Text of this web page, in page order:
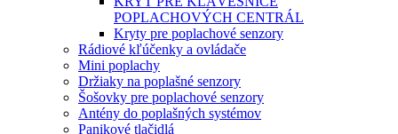
POPLACHOVÝCH CENTRÁL
Kryty pre poplachové senzory
Rádiové kľúčenky a ovládače
Mini poplachy
Držiaky na poplašné senzory
Šošovky pre poplachové senzory
Antény do poplašných systémov
Panikové tlačidlá